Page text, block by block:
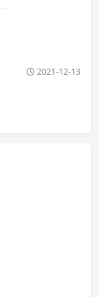
2021-12-13